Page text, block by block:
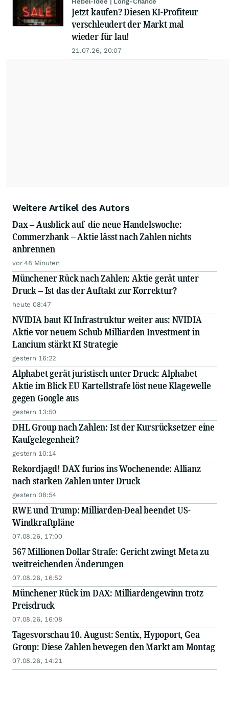
Jetzt kaufen? Diesen KI-Profiteur
verschleudert der Markt mal
wieder für lau!
21.07.26, 20:07
Weitere Artikel des Autors
Dax – Ausblick auf die neue Handelswoche:
Commerzbank – Aktie lässt nach Zahlen nichts
anbrennen
vor 48 Minuten
Münchener Rück nach Zahlen: Aktie gerät unter
Druck – Ist das der Auftakt zur Korrektur?
heute 08:47
NVIDIA baut KI Infrastruktur weiter aus: NVIDIA
Aktie vor neuem Schub Milliarden Investment in
Lancium stärkt KI Strategie
gestern 16:22
Alphabet gerät juristisch unter Druck: Alphabet
Aktie im Blick EU Kartellstrafe löst neue Klagewelle
gegen Google aus
gestern 13:50
DHL Group nach Zahlen: Ist der Kursrücksetzer eine
Kaufgelegenheit?
gestern 10:14
Rekordjagd! DAX furios ins Wochenende: Allianz
nach starken Zahlen unter Druck
gestern 08:54
RWE und Trump: Milliarden-Deal beendet US-
Windkraftpläne
07.08.26, 17:00
567 Millionen Dollar Strafe: Gericht zwingt Meta zu
weitreichenden Änderungen
07.08.26, 16:52
Münchener Rück im DAX: Milliardengewinn trotz
Preisdruck
07.08.26, 16:08
Tagesvorschau 10. August: Sentix, Hypoport, Gea
Group: Diese Zahlen bewegen den Markt am Montag
07.08.26, 14:21